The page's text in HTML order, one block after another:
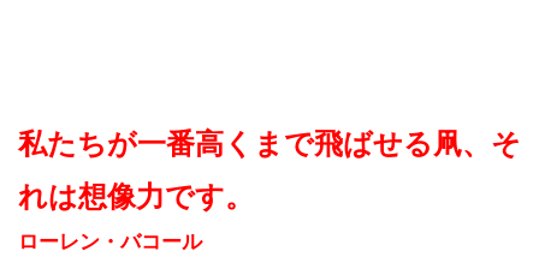
私たちが一番高くまで飛ばせる凧、そ
れは想像力です。
ローレン・バコール